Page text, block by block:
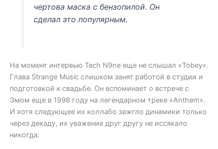
чертова маска с бензопилой. Он
сделал это популярным.
На момент интервью Tech N9ne еще не слышал «Tobey».
Глава Strange Music слишком занят работой в студии и
подготовкой к свадьбе. Он вспоминает о встрече с
Эмом еще в 1998 году на легендарном треке «Anthem».
И хотя следующее их коллабо зажгло динамики только
через декаду, их уважение друг другу не иссякало
никогда: